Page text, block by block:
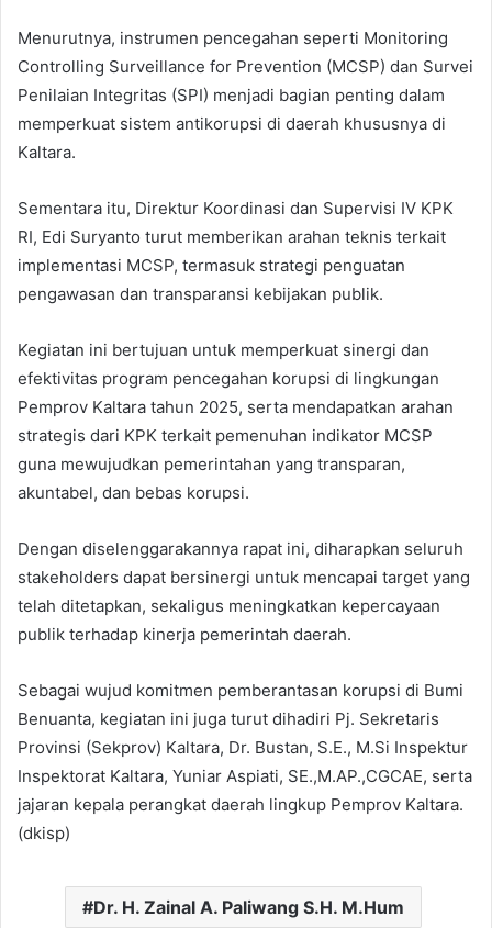
Menurutnya, instrumen pencegahan seperti Monitoring
Controlling Surveillance for Prevention (MCSP) dan Survei
Penilaian Integritas (SPI) menjadi bagian penting dalam
memperkuat sistem antikorupsi di daerah khususnya di
Kaltara.
Sementara itu, Direktur Koordinasi dan Supervisi IV KPK
RI, Edi Suryanto turut memberikan arahan teknis terkait
implementasi MCSP, termasuk strategi penguatan
pengawasan dan transparansi kebijakan publik.
Kegiatan ini bertujuan untuk memperkuat sinergi dan
efektivitas program pencegahan korupsi di lingkungan
Pemprov Kaltara tahun 2025, serta mendapatkan arahan
strategis dari KPK terkait pemenuhan indikator MCSP
guna mewujudkan pemerintahan yang transparan,
akuntabel, dan bebas korupsi.
Dengan diselenggarakannya rapat ini, diharapkan seluruh
stakeholders dapat bersinergi untuk mencapai target yang
telah ditetapkan, sekaligus meningkatkan kepercayaan
publik terhadap kinerja pemerintah daerah.
Sebagai wujud komitmen pemberantasan korupsi di Bumi
Benuanta, kegiatan ini juga turut dihadiri Pj. Sekretaris
Provinsi (Sekprov) Kaltara, Dr. Bustan, S.E., M.Si Inspektur
Inspektorat Kaltara, Yuniar Aspiati, SE.,M.AP.,CGCAE, serta
jajaran kepala perangkat daerah lingkup Pemprov Kaltara.
(dkisp)
Dr. H. Zainal A. Paliwang S.H. M.Hum